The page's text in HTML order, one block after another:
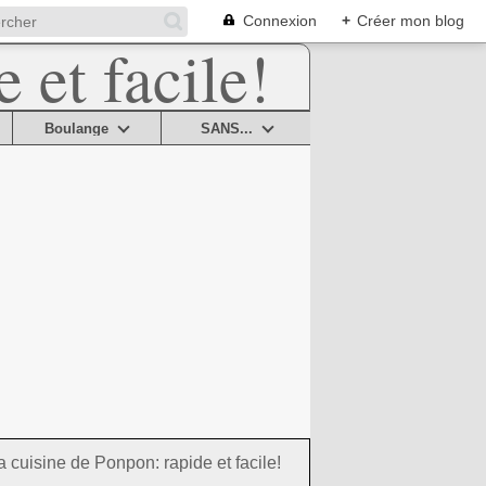
Connexion + Créer mon blog
Boulange SANS...